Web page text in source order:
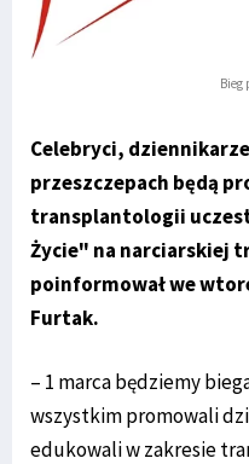
Bieg
Celebryci,
przeszczepach będą
transplantologii
Życie" na narciarskiej
poinformował we
Furtak.
– 1 marca będziemy
wszystkim promowali
edukowali w zakresie